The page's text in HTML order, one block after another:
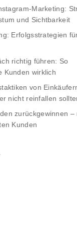
Marketing:
und Sichtbarkeit
Erfolgsstrategien
richtig führen: So
Kunden wirklich
von
nicht reinfallen
zurückgewinnen –
Kunden